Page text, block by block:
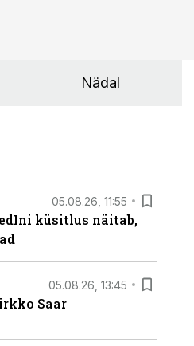
Nädal
05.08.26, 11:55
küsitlus näitab,
05.08.26, 13:45
Saar